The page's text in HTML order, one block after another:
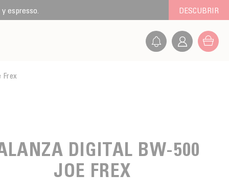
espresso. DESCUBRIR
Frex
DIGITAL BW-500
JOE FREX